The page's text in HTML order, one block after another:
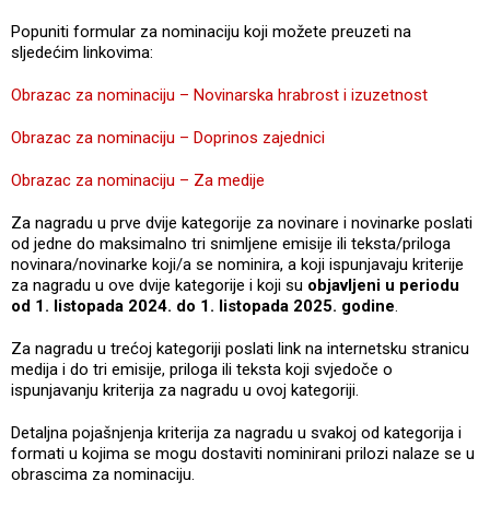
Popuniti formular za nominaciju koji možete preuzeti na
sljedećim linkovima:
Obrazac za nominaciju – Novinarska hrabrost i izuzetnost
Obrazac za nominaciju – Doprinos zajednici
Obrazac za nominaciju – Za medije
Za nagradu u prve dvije kategorije za novinare i novinarke poslati
od jedne do maksimalno tri snimljene emisije ili teksta/priloga
novinara/novinarke koji/a se nominira, a koji ispunjavaju kriterije
za nagradu u ove dvije kategorije i koji su objavljeni u periodu
od 1. listopada 2024. do 1. listopada 2025. godine.
Za nagradu u trećoj kategoriji poslati link na internetsku stranicu
medija i do tri emisije, priloga ili teksta koji svjedoče o
ispunjavanju kriterija za nagradu u ovoj kategoriji.
Detaljna pojašnjenja kriterija za nagradu u svakoj od kategorija i
formati u kojima se mogu dostaviti nominirani prilozi nalaze se u
obrascima za nominaciju.